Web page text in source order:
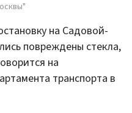
на Садовой-
повреждены стекла,
на
транспорта в